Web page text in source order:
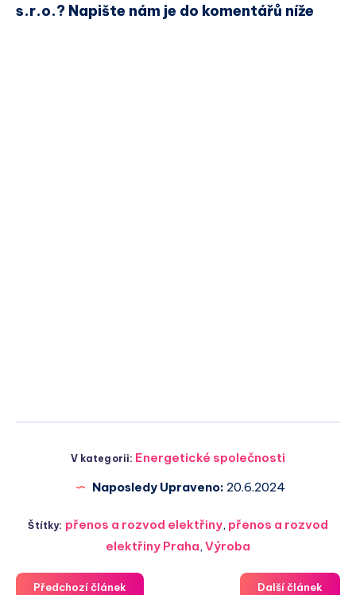
s.r.o.? Napište nám je do komentářů níže
V kategorii: Energetické společnosti
Naposledy Upraveno: 20.6.2024
Štítky: přenos a rozvod elektřiny, přenos a rozvod
elektřiny Praha, Výroba
Předchozí článek Další článek